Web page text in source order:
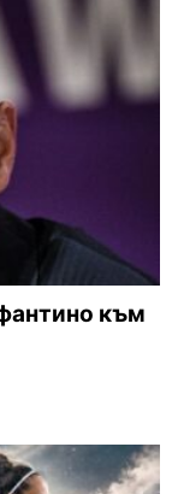
към